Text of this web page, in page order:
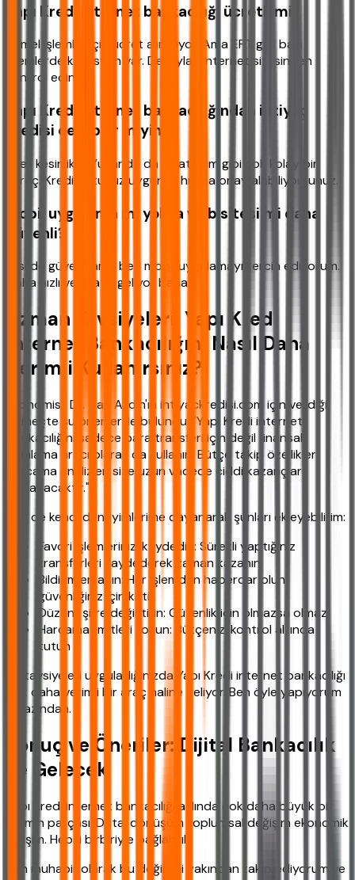
Yapı Kredi internet bankacılığı ücretli mi?
Temel işlemler için ücret alınmıyor. Ama EFT gibi bazı
işlemlerde komisyon var. Detayları internet sitesinden
kontrol edin.
Yapı Kredi internet bankacılığından ihtiyaç
kredisi çekebilir miyim?
Evet kesinlikle. Yukarıda da anlattığım gibi çok kolay bir
süreç. Kredi notunuz uygunsa hızlıca onay alabiliyorsunuz.
Mobil uygulama mı yoksa web sitesi mi daha
güvenli?
İkisi de güvenli ama ben mobil uygulamayı tercih ediyorum.
Daha hızlı ve pratik geliyor bana.
Uzman Tavsiyeleri: Yapı Kredi
İnternet Bankacılığını Nasıl Daha
Verimli Kullanırsınız?
Ekonomist Dr. Can Aydın'ın ihtiyackredisi.com için verdiği
demeçte şu önerilerde bulundu: "Yapı Kredi internet
bankacılığını sadece para transferi için değil finansal
planlama aracı olarak da kullanın. Bütçe takip özellikleri
harcama analizleri size uzun vadede ciddi kazançlar
sağlayacaktır."
Ben de kendi deneyimlerime dayanarak şunları ekleyebilirim:
Favori işlemlerinizi kaydedin: Sürekli yaptığınız
transferleri kaydederek zaman kazanın
Bildirimleri açın: Her işlemden haberdar olun
güvenliğiniz için kritik
Düzenli şifre değiştirin: Güvenlik için olmazsa olmaz
Harcama limitleri koyun: Bütçenizi kontrol altında
tutun
Bu tavsiyeleri uyguladığınızda Yapı Kredi internet bankacılığı
çok daha verimli bir araç haline geliyor. Ben öyle yapıyorum
en azından.
Sonuç ve Öneriler: Dijital Bankacılık
ve Gelecek
Yapı Kredi internet bankacılığı aslında çok daha büyük bir
resmin parçası. Dijital dönüşüm toplumsal değişim ekonomik
gelişim. Hepsi birbiriyle bağlantılı.
Ben muhabir olarak bu değişimi yakından takip ediyorum ve